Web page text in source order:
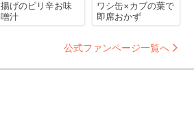
揚げのピリ辛お味
噌汁
ワシ缶×カブの葉で
即席おかず
公式ファンページ一覧へ